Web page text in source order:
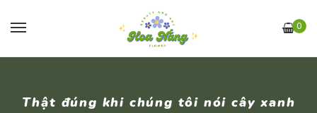
0
Thật đúng khi chúng tôi nói cây xanh